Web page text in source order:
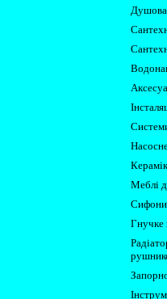
Душова
Меблі
Сифони
Гнучке